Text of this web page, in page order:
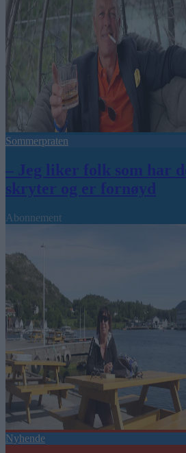
Sommerpraten
– Jeg liker folk som har
skryter og er fornøyd
Abonnement
Nyhende